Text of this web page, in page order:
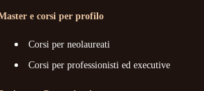
e corsi per profilo
Corsi per neolaureati
Corsi per professionisti ed executive